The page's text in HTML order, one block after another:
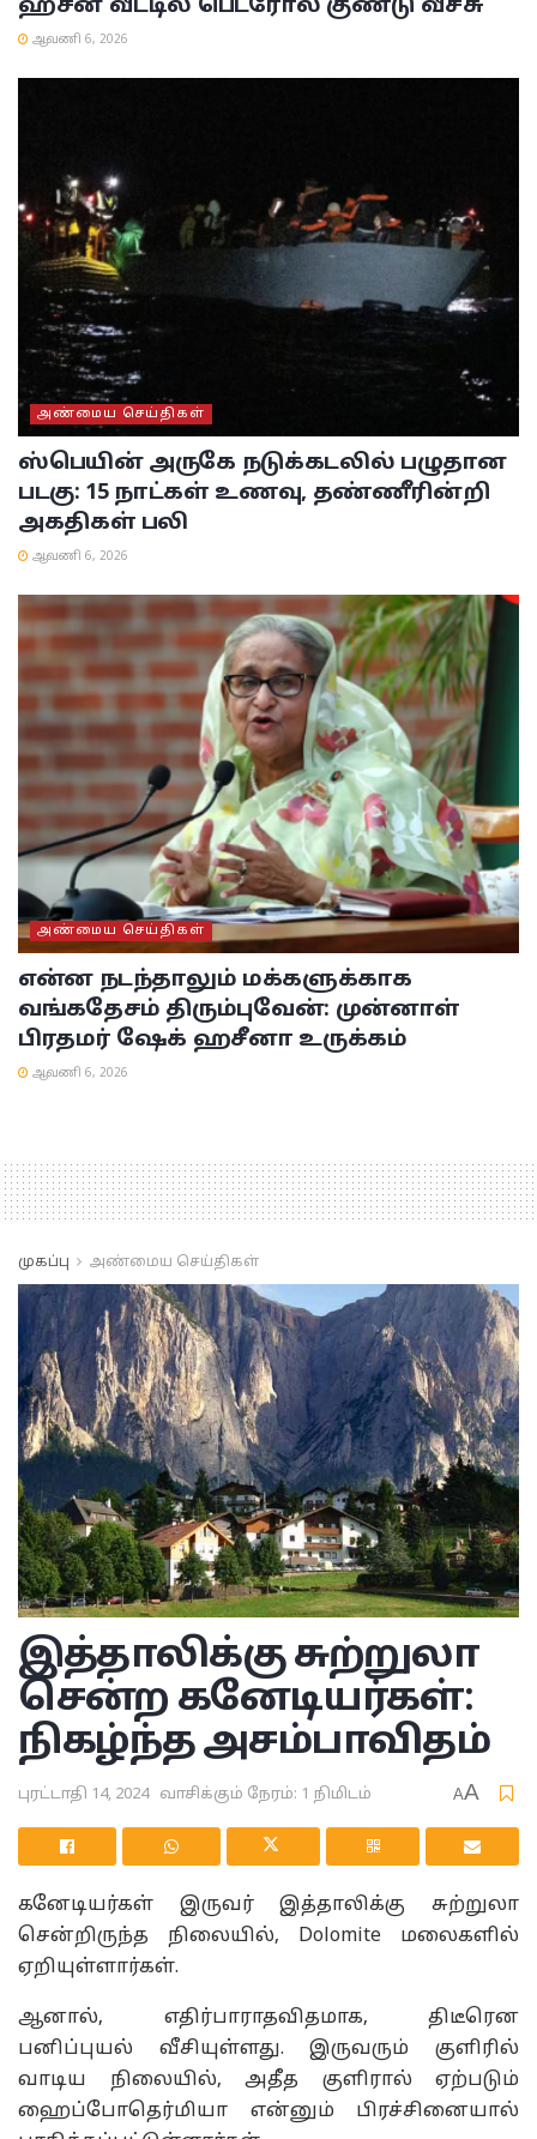
ஹசன் வீட்டில் பெட்ரோல் குண்டு வீச்சு
ஆவணி 6, 2026
அண்மைய செய்திகள்
ஸ்பெயின் அருகே நடுக்கடலில் பழுதான
படகு: 15 நாட்கள் உணவு, தண்ணீரின்றி
அகதிகள் பலி
ஆவணி 6, 2026
அண்மைய செய்திகள்
என்ன நடந்தாலும் மக்களுக்காக
வங்கதேசம் திரும்புவேன்: முன்னாள்
பிரதமர் ஷேக் ஹசீனா உருக்கம்
ஆவணி 6, 2026
முகப்பு அண்மைய செய்திகள்
இத்தாலிக்கு சுற்றுலா
சென்ற கனேடியர்கள்:
நிகழ்ந்த அசம்பாவிதம்
புரட்டாதி 14, 2024 வாசிக்கும் நேரம்: 1 நிமிடம் AA
கனேடியர்கள் இருவர் இத்தாலிக்கு சுற்றுலா
சென்றிருந்த நிலையில், Dolomite மலைகளில்
ஏறியுள்ளார்கள்.
ஆனால், எதிர்பாராதவிதமாக, திடீரென
பனிப்புயல் வீசியுள்ளது. இருவரும் குளிரில்
வாடிய நிலையில், அதீத குளிரால் ஏற்படும்
ஹைப்போதெர்மியா என்னும் பிரச்சினையால்